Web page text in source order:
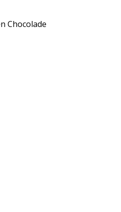
Chocolade